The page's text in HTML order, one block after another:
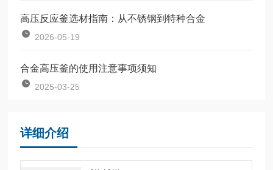
高压反应釜选材指南：从不锈钢到特种合金
2026-05-19
合金高压釜的使用注意事项须知
2025-03-25
详细介绍